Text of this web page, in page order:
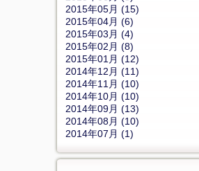
2015年05月 (15)
2015年04月 (6)
2015年03月 (4)
2015年02月 (8)
2015年01月 (12)
2014年12月 (11)
2014年11月 (10)
2014年10月 (10)
2014年09月 (13)
2014年08月 (10)
2014年07月 (1)